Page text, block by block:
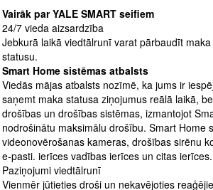
Vairāk par YALE SMART seifiem
24/7 vieda aizsardzība
Jebkurā laikā viedtālrunī varat pārbaudīt
statusu.
Smart Home sistēmas atbalsts
Viedās mājas atbalsts nozīmē, ka jums ir
saņemt maka statusa ziņojumus reālā laikā,
drošības un drošības sistēmas, izmantojot
nodrošinātu maksimālu drošību. Smart Home
videonovērošanas kameras, drošības sirēnu
e-pasti. ierīces vadības ierīces un citas ierīces.
Paziņojumi viedtālrunī
Vienmēr jūtieties droši un nekavējoties